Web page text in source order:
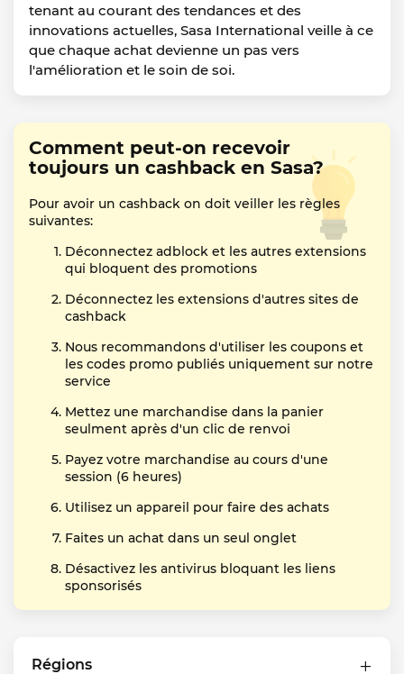
tenant au courant des tendances et des
innovations actuelles, Sasa International veille à ce
que chaque achat devienne un pas vers
l'amélioration et le soin de soi.
Comment peut-on recevoir
toujours un cashback en Sasa?
Pour avoir un cashback on doit veiller les règles
suivantes:
Déconnectez adblock et les autres extensions
qui bloquent des promotions
Déconnectez les extensions d'autres sites de
cashback
Nous recommandons d'utiliser les coupons et
les codes promo publiés uniquement sur notre
service
Mettez une marchandise dans la panier
seulment après d'un clic de renvoi
Payez votre marchandise au cours d'une
session (6 heures)
Utilisez un appareil pour faire des achats
Faites un achat dans un seul onglet
Désactivez les antivirus bloquant les liens
sponsorisés
Régions